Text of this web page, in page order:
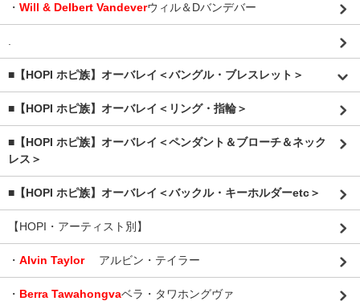
・ Will & Delbert Vandeverウィル＆Dバンデバー
■【HOPI ホピ族】オーバレイ＜バングル・ブレスレット＞
■【HOPI ホピ族】オーバレイ＜リング・指輪＞
■【HOPI ホピ族】オーバレイ＜ペンダント＆ブローチ＆ネック
レス＞
■【HOPI ホピ族】オーバレイ＜バックル・キーホルダーetc＞
【HOPI・アーティスト別】
・ Alvin Taylor アルビン・テイラー
・ Berra Tawahongvaベラ・タワホングヴァ